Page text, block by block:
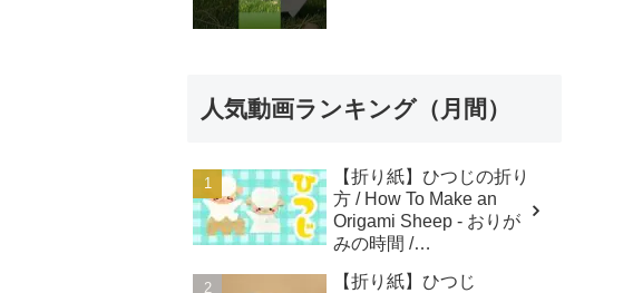
人気動画ランキング（月間）
【折り紙】ひつじの折り
方 / How To Make an
Origami Sheep - おりが
みの時間 /
【折り紙】ひつじ